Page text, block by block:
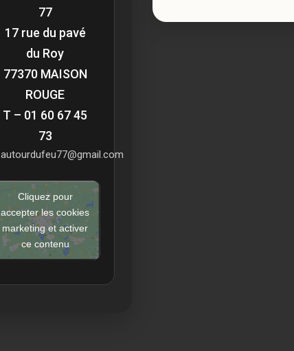
77
17 rue du pavé
du Roy
77370 MAISON
ROUGE
T – 01 60 67 45
73
autourdufeu77@gmail.com
Cliquez pour
accepter les cookies
marketing et activer
ce contenu